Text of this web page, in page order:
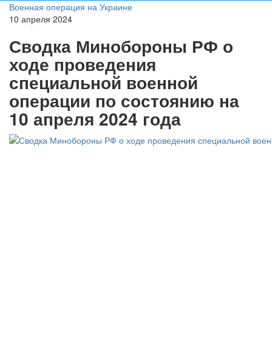
Военная операция на Украине
10 апреля 2024
Сводка Минобороны РФ о
ходе проведения
специальной военной
операции по состоянию на
10 апреля 2024 года